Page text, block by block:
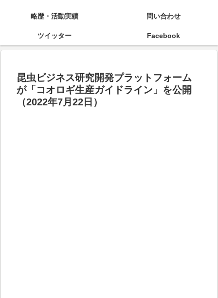
略歴・活動実績 問い合わせ
ツイッター Facebook
昆虫ビジネス研究開発プラットフォーム
が「コオロギ生産ガイドライン」を公開
（2022年7月22日）